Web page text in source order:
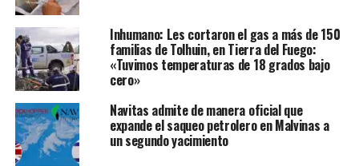
Inhumano: Les cortaron el gas a más de 150
familias de Tolhuin, en Tierra del Fuego:
«Tuvimos temperaturas de 18 grados bajo
cero»
Navitas admite de manera oficial que
expande el saqueo petrolero en Malvinas a
un segundo yacimiento